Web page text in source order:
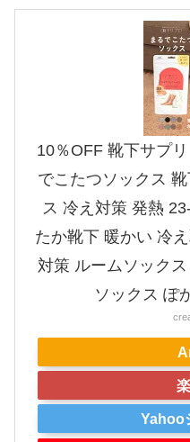
10％OFF 靴下サプ
でこたつソックス
ス 冷え対策 発熱
たか靴下 暖かい 冷
対策 ルームソック
ソックス ぽ
Yahoo